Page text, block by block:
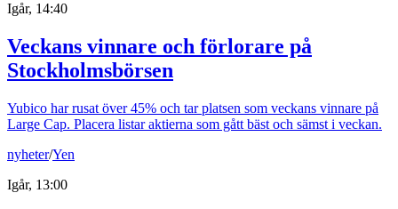
Igår, 14:40
Veckans vinnare och förlorare på
Stockholmsbörsen
Yubico har rusat över 45% och tar platsen som veckans vinnare på
Large Cap. Placera listar aktierna som gått bäst och sämst i veckan.
nyheter/Yen
Igår, 13:00